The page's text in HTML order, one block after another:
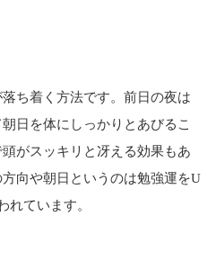
ち着く方法です。前日の夜は
日を体にしっかりとあびるこ
がスッキリと冴える効果もあ
向や朝日というのは勉強運をU
れています。